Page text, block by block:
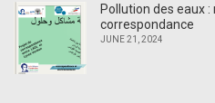
Pollution des eaux
correspondance
JUNE 21, 2024